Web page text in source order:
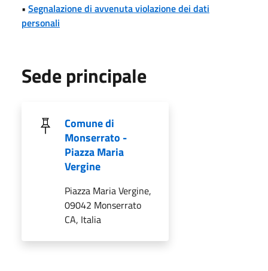
• Segnalazione di avvenuta violazione dei dati
personali
Sede principale
Comune di
Monserrato -
Piazza Maria
Vergine
Piazza Maria Vergine,
09042 Monserrato
CA, Italia